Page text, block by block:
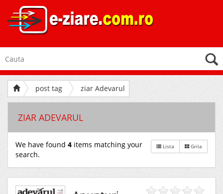
post tag ziar Adevarul
ZIAR ADEVARUL
Lista Grila
We have found 4 items matching your
search.